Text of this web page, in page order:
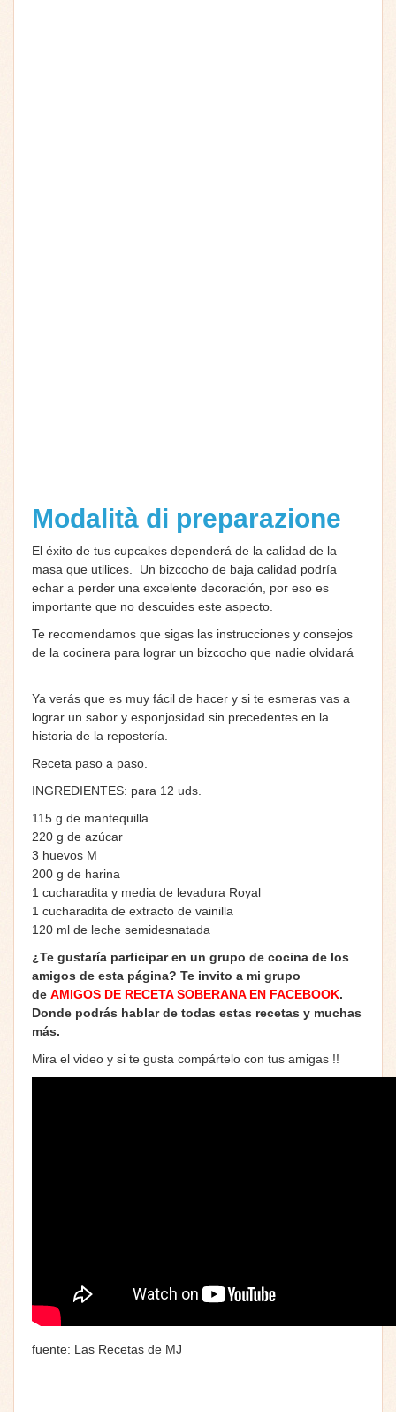
Modalità di preparazione
El éxito de tus cupcakes dependerá de la calidad de la
masa que utilices. Un bizcocho de baja calidad podría
echar a perder una excelente decoración, por eso es
importante que no descuides este aspecto.
Te recomendamos que sigas las instrucciones y consejos
de la cocinera para lograr un bizcocho que nadie olvidará
Ya verás que es muy fácil de hacer y si te esmeras vas a
lograr un sabor y esponjosidad sin precedentes en la
historia de la repostería.
Receta paso a paso.
INGREDIENTES: para 12 uds.
115 g de mantequilla
220 g de azúcar
3 huevos M
200 g de harina
1 cucharadita y media de levadura Royal
1 cucharadita de extracto de vainilla
120 ml de leche semidesnatada
¿Te gustaría participar en un grupo de cocina de los
amigos de esta página? Te invito a mi grupo
de AMIGOS DE RECETA SOBERANA EN FACEBOOK.
Donde podrás hablar de todas estas recetas y muchas
más.
Mira el video y si te gusta compártelo con tus amigas !!
fuente: Las Recetas de MJ